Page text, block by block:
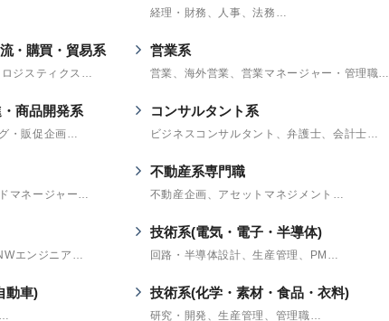
経理・財務、人事、法務…
・購買・貿易系
ジスティクス…
営業系
営業、海外営業、営業マネージャー・管理職…
商品開発系
・販促企画…
コンサルタント系
ビジネスコンサルタント、弁護士、会計士…
マネージャー…
不動産系専門職
不動産企画、アセットマネジメント…
エンジニア…
技術系(電気・電子・半導体)
回路・半導体設計、生産管理、PM…
動車) 技術系(化学・素材・食品・衣料)
研究・開発、生産管理、管理職…